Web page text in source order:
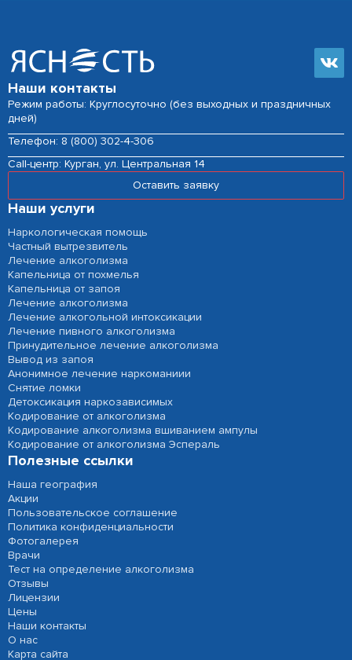
Наши контакты
Режим работы: Круглосуточно (без выходных и праздничных
дней)
Телефон: 8 (800) 302-4-306
Сall-центр: Курган, ул. Центральная 14
Оставить заявку
Наши услуги
Наркологическая помощь
Частный вытрезвитель
Лечение алкоголизма
Капельница от похмелья
Капельница от запоя
Лечение алкоголизма
Лечение алкогольной интоксикации
Лечение пивного алкоголизма
Принудительное лечение алкоголизма
Вывод из запоя
Анонимное лечение наркоманиии
Снятие ломки
Детоксикация наркозависимых
Кодирование от алкоголизма
Кодирование алкоголизма вшиванием ампулы
Кодирование от алкоголизма Эспераль
Полезные ссылки
Наша география
Акции
Пользовательское соглашение
Политика конфиденциальности
Фотогалерея
Врачи
Тест на определение алкоголизма
Отзывы
Лицензии
Цены
Наши контакты
О нас
Карта сайта